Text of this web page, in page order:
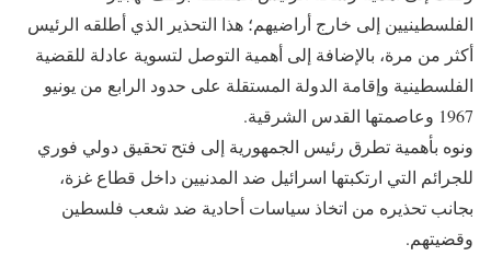
الفلسطينيين إلى خارج أراضيهم؛ هذا التحذير الذي أطلقه الرئيس
أكثر من مرة، بالإضافة إلى أهمية التوصل لتسوية عادلة للقضية
الفلسطينية وإقامة الدولة المستقلة على حدود الرابع من يونيو
1967 وعاصمتها القدس الشرقية.
ونوه بأهمية تطرق رئيس الجمهورية إلى فتح تحقيق دولي فوري
للجرائم التي ارتكبتها اسرائيل ضد المدنيين داخل قطاع غزة،
بجانب تحذيره من اتخاذ سياسات أحادية ضد شعب فلسطين
وقضيتهم.